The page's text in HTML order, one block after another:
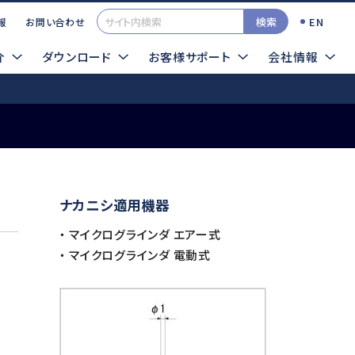
お問い合わせ 検索 EN
ダウンロード お客様サポート 会社情報
クログラインダTOP
検索する
超音波
ソニックカッターZERO
覧 カタログ
ナカニシ適用機器
・ マイクログラインダ エアー式
・ マイクログラインダ 電動式